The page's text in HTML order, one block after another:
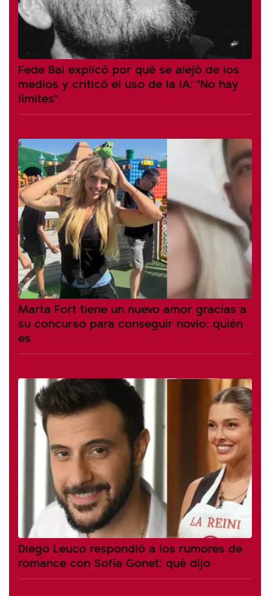
Fede Bal explicó por qué se alejó de los
medios y criticó el uso de la IA: "No hay
límites"
Marta Fort tiene un nuevo amor gracias a
su concurso para conseguir novio: quién
es
Diego Leuco respondió a los rumores de
romance con Sofía Gonet: qué dijo